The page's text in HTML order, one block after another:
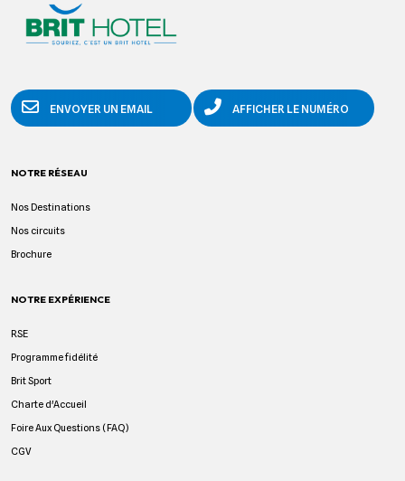
ENVOYER UN EMAIL AFFICHER LE NUMÉRO
NOTRE RÉSEAU
Nos Destinations
Nos circuits
Brochure
NOTRE EXPÉRIENCE
RSE
Programme fidélité
Brit Sport
Charte d'Accueil
Foire Aux Questions (FAQ)
CGV